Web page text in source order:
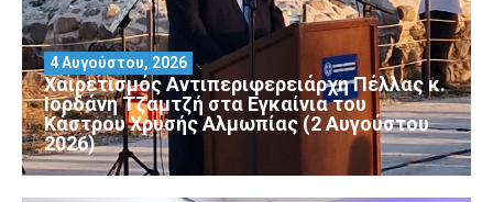
Χαιρετισμός Αντιπεριφερειάρχη Πέλλας κ.
Ιορδάνη Τζαμτζή στα Εγκαίνια του
Κάστρου Χρυσής Αλμωπίας (2 Αυγούστου
2026)
4 Αυγούστου, 2026